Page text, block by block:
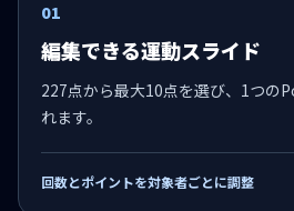
01
編集できる運動スライド
227点から最大10点を選び、1つの
れます。
回数とポイントを対象者ごとに調整